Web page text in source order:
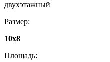
двухэтажный
Размер:
10x8
Площадь: